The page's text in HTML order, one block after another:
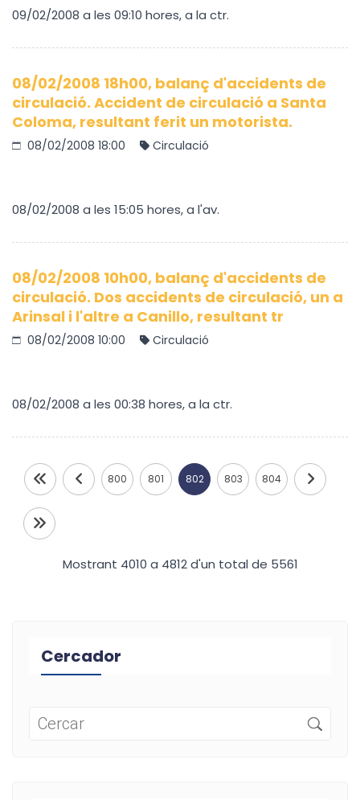
09/02/2008 a les 09:10 hores, a la ctr.
08/02/2008 18h00, balanç d'accidents de
circulació. Accident de circulació a Santa
Coloma, resultant ferit un motorista.
08/02/2008 18:00 Circulació
08/02/2008 a les 15:05 hores, a l'av.
08/02/2008 10h00, balanç d'accidents de
circulació. Dos accidents de circulació, un a
Arinsal i l'altre a Canillo, resultant tr
08/02/2008 10:00 Circulació
08/02/2008 a les 00:38 hores, a la ctr.
800 801 802 803 804
Mostrant 4010 a 4812 d'un total de 5561
Cercador